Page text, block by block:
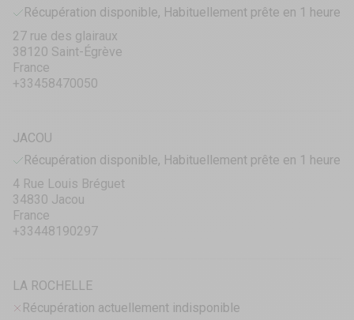
Récupération disponible, Habituellement prête en 1 heure
27 rue des glairaux
38120 Saint-Égrève
France
+33458470050
JACOU
Récupération disponible, Habituellement prête en 1 heure
4 Rue Louis Bréguet
34830 Jacou
France
+33448190297
LA ROCHELLE
Récupération actuellement indisponible